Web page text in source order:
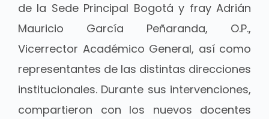
de la Sede Principal Bogotá y fray Adrián
Mauricio García Peñaranda, O.P.,
Vicerrector Académico General, así como
representantes de las distintas direcciones
institucionales. Durante sus intervenciones,
compartieron con los nuevos docentes